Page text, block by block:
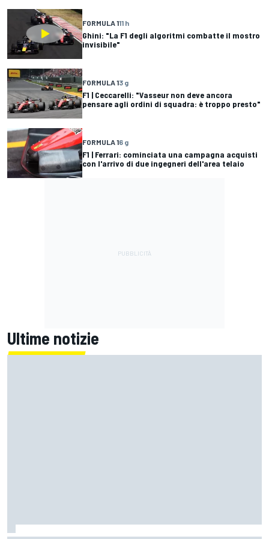
FORMULA 111 h
Ghini: "La F1 degli algoritmi combatte il mostro
invisibile"
FORMULA 13 g
F1 | Ceccarelli: "Vasseur non deve ancora
pensare agli ordini di squadra: è troppo presto"
FORMULA 16 g
F1 | Ferrari: cominciata una campagna acquisti
con l'arrivo di due ingegneri dell'area telaio
Ultime notizie